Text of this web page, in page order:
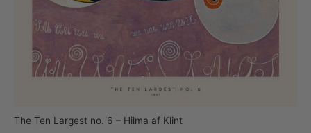
The Ten Largest no. 6 – Hilma af Klint